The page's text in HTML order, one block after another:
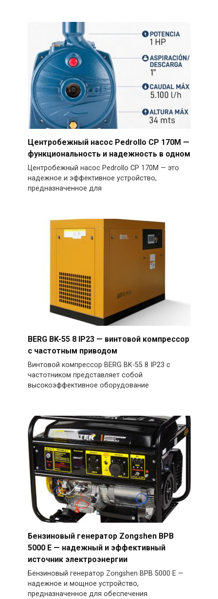
Центробежный насос Pedrollo CP 170M —
функциональность и надежность в одном
Центробежный насос Pedrollo CP 170M — это
надежное и эффективное устройство,
предназначенное для
BERG BK-55 8 IP23 — винтовой компрессор
с частотным приводом
Винтовой компрессор BERG BK-55 8 IP23 с
частотником представляет собой
высокоэффективное оборудование
Бензиновый генератор Zongshen BPB
5000 E — надежный и эффективный
источник электроэнергии
Бензиновый генератор Zongshen BPB 5000 E —
надежное и мощное устройство,
предназначенное для обеспечения